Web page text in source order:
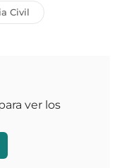
Civil
ver los